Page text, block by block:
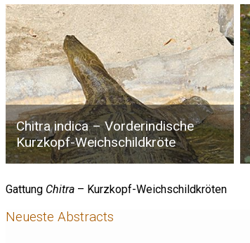
Chitra indica – Vorderindische
Kurzkopf-Weichschildkröte
Gattung Chitra – Kurzkopf-Weichschildkröten
Neueste Abstracts